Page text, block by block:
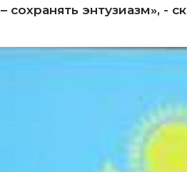
– сохранять энтузиазм», -